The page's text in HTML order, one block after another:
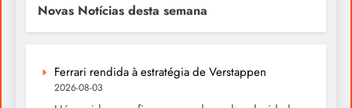
Novas Notícias desta semana
Ferrari rendida à estratégia de Verstappen
2026-08-03